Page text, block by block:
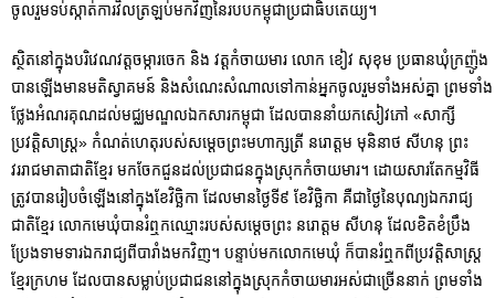
ចូលរួមទប់ស្កាត់ការវិលត្រឡប់មកវិញនៃរបបកម្ពុជាប្រជាធិបតេយ្យ។
ស្ថិតនៅក្នុងបរិវេណវត្តចម្ការចេក និង វត្តកំចាយមារ លោក ខៀវ សុខុម ប្រធានឃុំក្រញ៉ូង
បានឡើងមានមតិស្វាគមន៍ និងសំណេះសំណាលទៅកាន់អ្នកចូលរួមទាំងអស់គ្នា ព្រមទាំង
ថ្លែងអំណរគុណដល់មជ្ឈមណ្ឌលឯកសារកម្ពុជា ដែលបាននាំយកសៀវភៅ «សាក្សី
ប្រវត្តិសាស្ត្រ» កំណត់ហេតុរបស់សម្តេចព្រះមហាក្សត្រី នរោត្តម មុនិនាថ សីហនុ ព្រះ
វររាជមាតាជាតិខ្មែរ មកចែកជួនដល់ប្រជាជនក្នុងស្រុកកំចាយមារ។ ដោយសារតែកម្មវិធី
ត្រូវបានរៀបចំឡើងនៅក្នុងខែវិច្ឆិកា ដែលមានថ្ងៃទី៩ ខែវិច្ឆិកា គឺជាថ្ងៃនៃបុណ្យឯករាជ្យ
ជាតិខ្មែរ លោកមេឃុំបានរំឮកឈ្មោះរបស់សម្តេចព្រះ នរោត្តម សីហនុ ដែលខិតខំប្រឹង
ប្រែងទាមទារឯករាជ្យពីបារាំងមកវិញ។ បន្ទាប់មកលោកមេឃុំ ក៏បានរំឮកពីប្រវត្តិសាស្ត្រ
ខ្មែរក្រហម ដែលបានសម្លាប់ប្រជាជននៅក្នុងស្រុកកំចាយមារអស់ជាច្រើននាក់ ព្រមទាំង